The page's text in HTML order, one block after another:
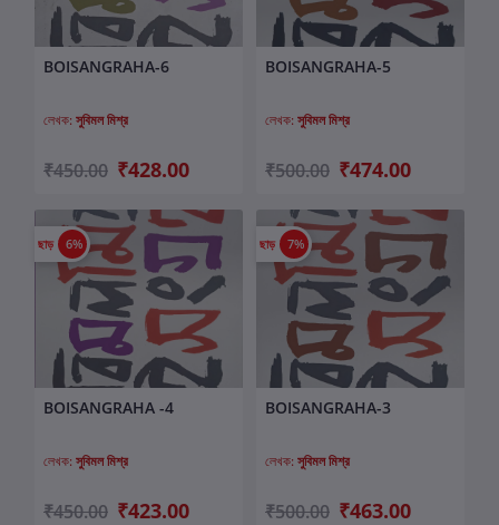
কার্টে যোগ করুন
BOISANGRAHA-6
লেখক: সুবিমল মিশ্র
₹450.00 ₹428.00
কার্টে যোগ করুন
BOISANGRAHA-5
লেখক: সুবিমল মিশ্র
₹500.00 ₹474.00
ছাড় 6%
কার্টে যোগ করুন
BOISANGRAHA -4
লেখক: সুবিমল মিশ্র
₹450.00 ₹423.00
ছাড় 7%
কার্টে যোগ করুন
BOISANGRAHA-3
লেখক: সুবিমল মিশ্র
₹500.00 ₹463.00